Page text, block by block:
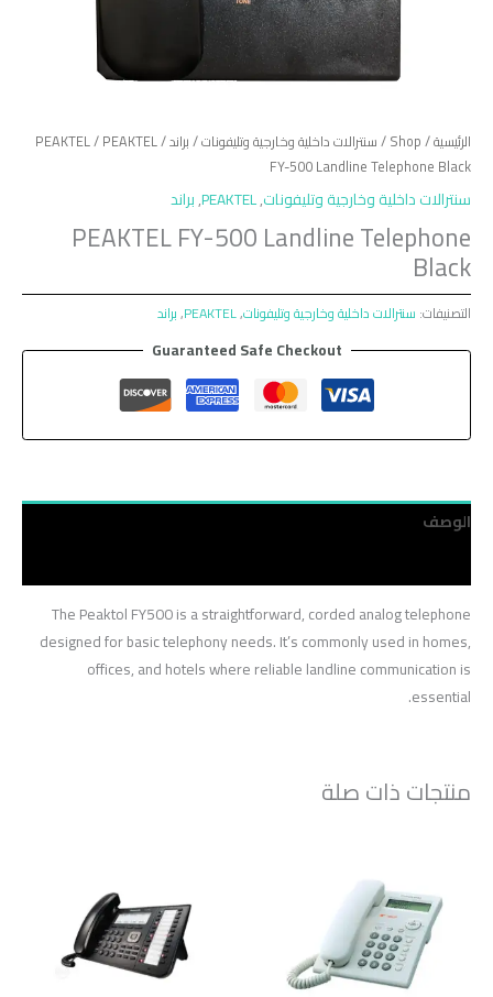
الرئيسية/
Shop
/سنترالات داخلية وخارجية وتليفونات/براند/
PEAKTEL/ PEAKTEL
FY-500 Landline Telephone Black
سنترالات داخلية وخارجية وتليفونات,
PEAKTEL
,براند
PEAKTEL FY-500 Landline Telephone
Black
التصنيفات: سنترالات داخلية وخارجية وتليفونات,
PEAKTEL
,براند
Guaranteed Safe Checkout
الوصف
The Peaktol FY500 is a straightforward, corded analog telephone
designed for basic telephony needs.It’s commonly used in homes,
offices, and hotels where reliable landline communication is
essential.
منتجات ذات صلة